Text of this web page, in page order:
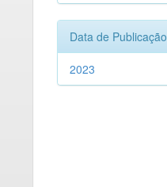
Data de Publicação
2023